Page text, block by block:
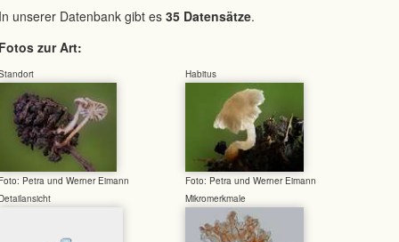
unserer Datenbank gibt es 35 Datensätze.
zur Art:
Petra und Werner Eimann
Habitus
Foto: Petra und Werner Eimann
Mikromerkmale